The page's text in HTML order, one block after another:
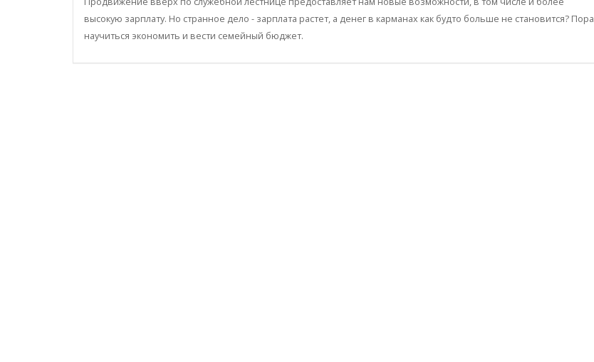
высокую зарплату. Но странное дело - зарплата растет, а денег в карманах как будто больше не становится? Пора
научиться экономить и вести семейный бюджет.